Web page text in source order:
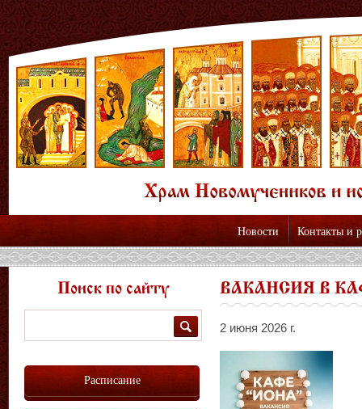
Новости Контакты и
ВАКАНСИЯ В
2 июня 2026 г.
Поиск по сайту
Расписание